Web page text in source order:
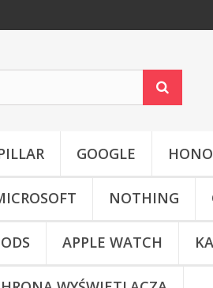
GOOGLE
NOTHING
APPLE WATCH